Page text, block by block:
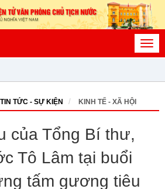
TIN TỨC - SỰ KIỆN KINH TẾ - XÃ HỘI
của Tổng Bí thư,
Tô Lâm tại buổi
tấm gương tiêu